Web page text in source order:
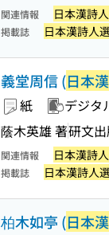
関連情報 日本漢詩
掲載誌 日本漢詩人
義堂周信 (日本
紙 デジタ
蔭木英雄 著研文
関連情報 日本漢詩
掲載誌 日本漢詩人
柏木如亭 (日本